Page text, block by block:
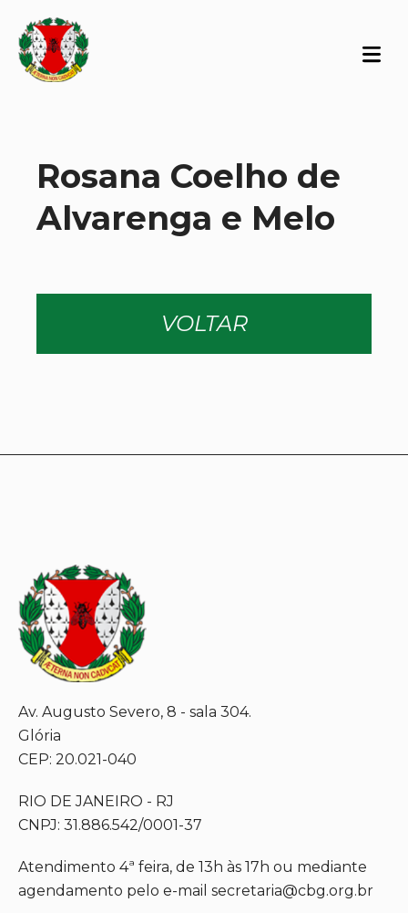
Rosana Coelho de
Alvarenga e Melo
VOLTAR
Av. Augusto Severo, 8 - sala 304.
Glória
CEP: 20.021-040
RIO DE JANEIRO - RJ
CNPJ: 31.886.542/0001-37
Atendimento 4ª feira, de 13h às 17h ou mediante
agendamento pelo e-mail secretaria@cbg.org.br